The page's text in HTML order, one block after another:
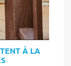
À LA